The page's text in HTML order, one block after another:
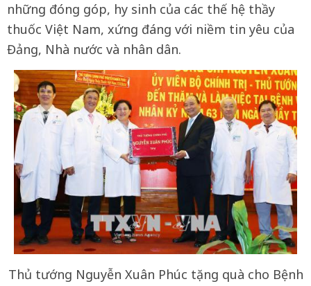
những đóng góp, hy sinh của các thế hệ thầy
thuốc Việt Nam, xứng đáng với niềm tin yêu của
Đảng, Nhà nước và nhân dân.
Thủ tướng Nguyễn Xuân Phúc tặng quà cho Bệnh